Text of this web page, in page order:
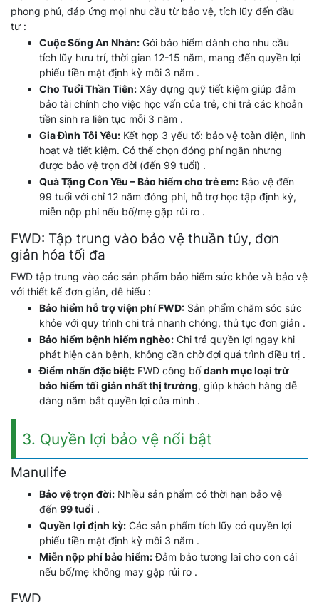
phong phú, đáp ứng mọi nhu cầu từ bảo vệ, tích lũy đến đầu
tư :
Cuộc Sống An Nhàn: Gói bảo hiểm dành cho nhu cầu
tích lũy hưu trí, thời gian 12-15 năm, mang đến quyền lợi
phiếu tiền mặt định kỳ mỗi 3 năm .
Cho Tuổi Thần Tiên: Xây dựng quỹ tiết kiệm giúp đảm
bảo tài chính cho việc học vấn của trẻ, chi trả các khoản
tiền sinh ra liên tục mỗi 3 năm .
Gia Đình Tôi Yêu: Kết hợp 3 yếu tố: bảo vệ toàn diện, linh
hoạt và tiết kiệm. Có thể chọn đóng phí ngắn nhưng
được bảo vệ trọn đời (đến 99 tuổi) .
Quà Tặng Con Yêu – Bảo hiểm cho trẻ em: Bảo vệ đến
99 tuổi với chỉ 12 năm đóng phí, hỗ trợ học tập định kỳ,
miễn nộp phí nếu bố/mẹ gặp rủi ro .
FWD: Tập trung vào bảo vệ thuần túy, đơn
giản hóa tối đa
FWD tập trung vào các sản phẩm bảo hiểm sức khỏe và bảo vệ
với thiết kế đơn giản, dễ hiểu :
Bảo hiểm hỗ trợ viện phí FWD: Sản phẩm chăm sóc sức
khỏe với quy trình chi trả nhanh chóng, thủ tục đơn giản .
Bảo hiểm bệnh hiểm nghèo: Chi trả quyền lợi ngay khi
phát hiện căn bệnh, không cần chờ đợi quá trình điều trị .
Điểm nhấn đặc biệt: FWD công bốdanh mục loại trừ
bảo hiểm tối giản nhất thị trường, giúp khách hàng dễ
dàng nắm bắt quyền lợi của mình .
3. Quyền lợi bảo vệ nổi bật
Manulife
Bảo vệ trọn đời: Nhiều sản phẩm có thời hạn bảo vệ
đến 99 tuổi .
Quyền lợi định kỳ: Các sản phẩm tích lũy có quyền lợi
phiếu tiền mặt định kỳ mỗi 3 năm .
Miễn nộp phí bảo hiểm:Đảm bảo tương lai cho con cái
nếu bố/mẹ không may gặp rủi ro .
FWD